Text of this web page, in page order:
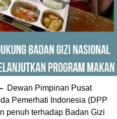
Dewan Pimpinan Pusat
Pemerhati Indonesia (DPP
penuh terhadap Badan Gizi